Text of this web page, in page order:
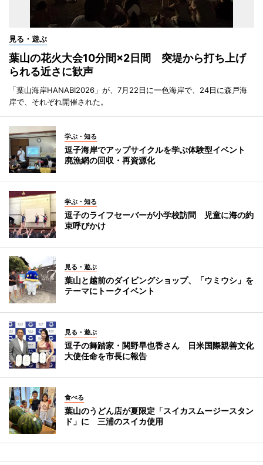
見る・遊ぶ
葉山の花火大会10分間×2日間 突堤から打ち上げ
られる近さに歓声
「葉山海岸HANABI2026」が、7月22日に一色海岸で、24日に森戸海
岸で、それぞれ開催された。
学ぶ・知る
逗子海岸でアップサイクルを学ぶ体験型イベント
廃漁網の回収・再資源化
学ぶ・知る
逗子のライフセーバーが小学校訪問 児童に海の約
束呼びかけ
見る・遊ぶ
葉山と越前のダイビングショップ、「ウミウシ」を
テーマにトークイベント
見る・遊ぶ
逗子の舞踏家・関野早也香さん 日米国際親善文化
大使任命を市長に報告
食べる
葉山のうどん店が夏限定「スイカスムージースタン
ド」に 三浦のスイカ使用